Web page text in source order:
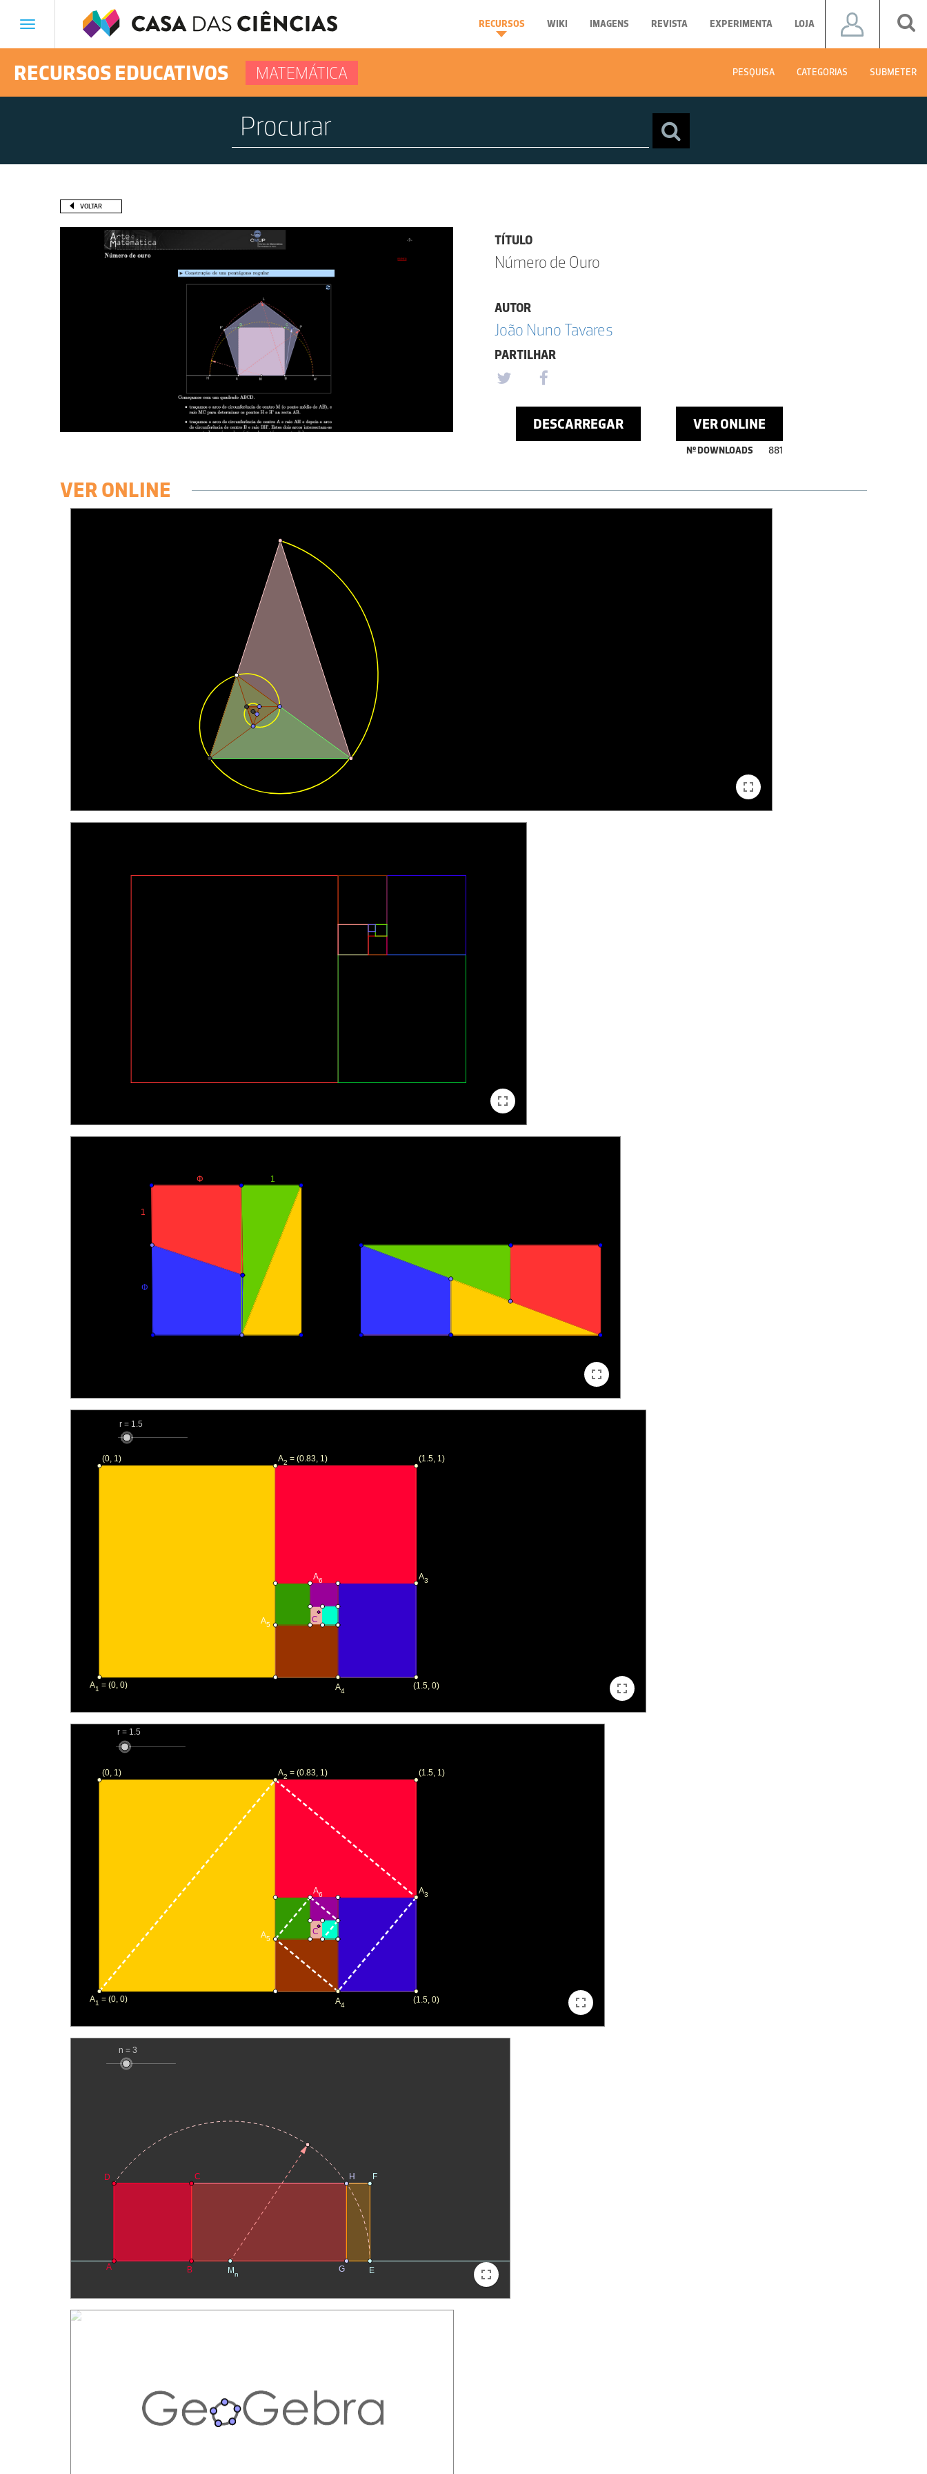
Toggle
RECURSOS WIKI IMAGENS REVISTA EXPERIMENTA LOJA
RECURSOS EDUCATIVOS MATEMÁTICA PESQUISA CATEGORIAS SUBMETER
VOLTAR
TÍTULO
Número de Ouro
AUTOR
João Nuno Tavares
PARTILHAR
DESCARREGAR VER ONLINE
Nº DOWNLOADS 881
VER ONLINE